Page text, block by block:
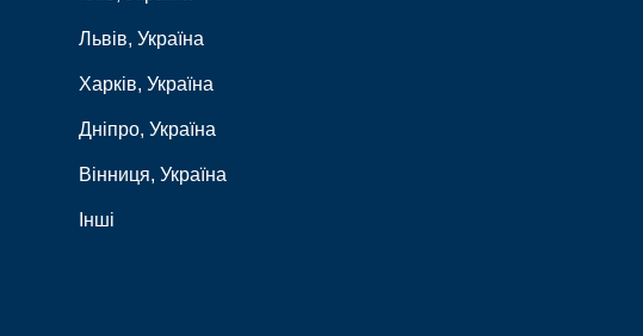
Львів, Україна
Харків, Україна
Дніпро, Україна
Вінниця, Україна
Інші